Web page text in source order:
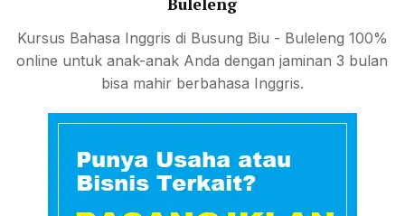
Kursus Bahasa Inggris di Busung Biu - Buleleng 100%
online untuk anak-anak Anda dengan jaminan 3 bulan
bisa mahir berbahasa Inggris.